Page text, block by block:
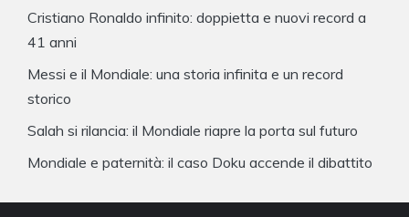
Cristiano Ronaldo infinito: doppietta e nuovi record a
41 anni
Messi e il Mondiale: una storia infinita e un record
storico
Salah si rilancia: il Mondiale riapre la porta sul futuro
Mondiale e paternità: il caso Doku accende il dibattito